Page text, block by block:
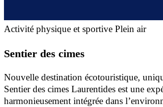
Activité physique et sportive Plein air
Sentier des cimes
Nouvelle destination écotouristique,
Sentier des cimes Laurentides est une
harmonieusement intégrée dans